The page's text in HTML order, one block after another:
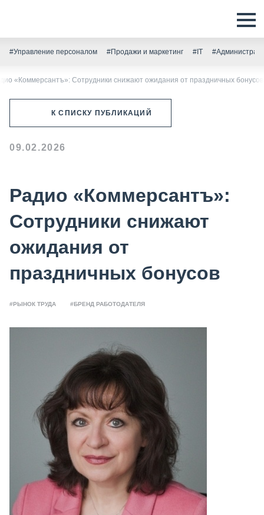
#Управление персоналом #Продажи и маркетинг #IT
«Коммерсантъ»: Сотрудники снижают ожидания от праздничных бонусов
К СПИСКУ ПУБЛИКАЦИЙ
09.02.2026
Радио «Коммерсантъ»:
Сотрудники снижают
ожидания от
праздничных бонусов
#РЫНОК ТРУДА #БРЕНД РАБОТОДАТЕЛЯ